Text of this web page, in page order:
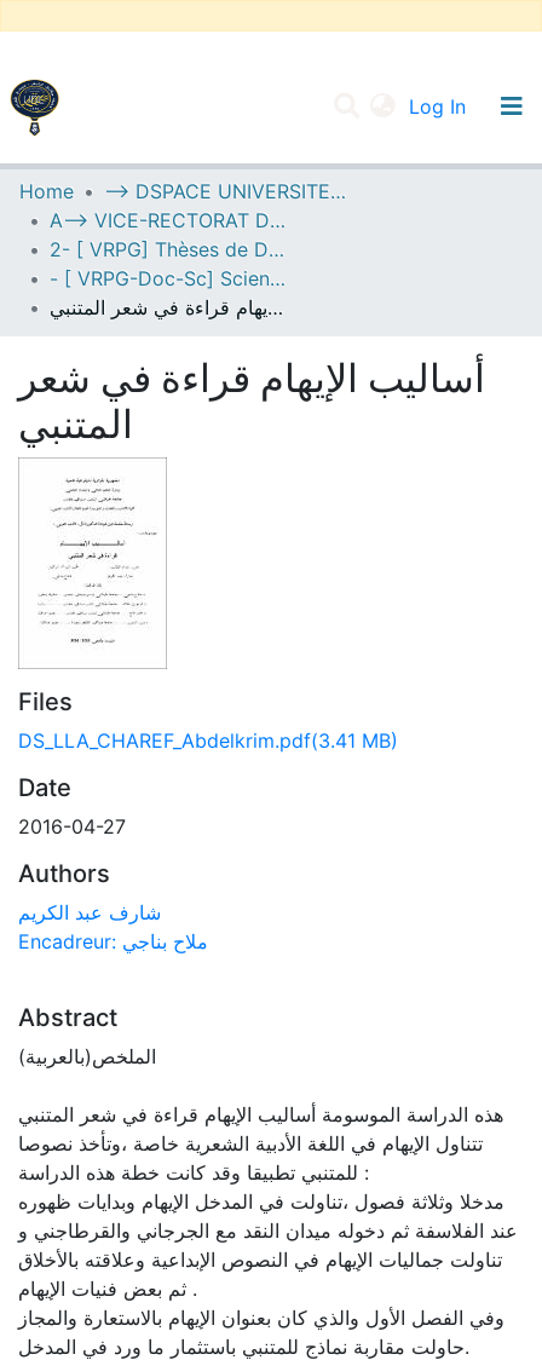
Log In
UNIVERSITY OF D.L SIDI BEL ABBES
Communities & Collections
All of DSpace
Statistics
Home
--> DSPACE UNIVERSITE DJILALLI LIABES DE SIDI BEL ABBES
A--> VICE-RECTORAT DE LA POST-GRADUATION
2- [ VRPG] Thèses de Doctorat en Sciences
- [ VRPG-Doc-Sc] Sciences humaines et sociales --- علوم إنسانية واجتماعية
أساليب الإيهام قراءة في شعر المتنبي
أساليب الإيهام قراءة في شعر
المتنبي
Files
DS_LLA_CHAREF_Abdelkrim.pdf(3.41 MB)
Date
2016-04-27
Authors
شارف عبد الكريم
Encadreur: ملاح بناجي
Abstract
الملخص(بالعربية)
هذه الدراسة الموسومة أساليب الإيهام قراءة في شعر المتنبي
تتناول الإيهام في اللغة الأدبية الشعرية خاصة ،وتأخذ نصوصا
للمتنبي تطبيقا وقد كانت خطة هذه الدراسة :
مدخلا وثلاثة فصول ،تناولت في المدخل الإيهام وبدايات ظهوره
عند الفلاسفة ثم دخوله ميدان النقد مع الجرجاني والقرطاجني و
تناولت جماليات الإيهام في النصوص الإبداعية وعلاقته بالأخلاق
ثم بعض فنيات الإيهام .
وفي الفصل الأول والذي كان بعنوان الإيهام بالاستعارة والمجاز
حاولت مقاربة نماذج للمتنبي باستثمار ما ورد في المدخل.